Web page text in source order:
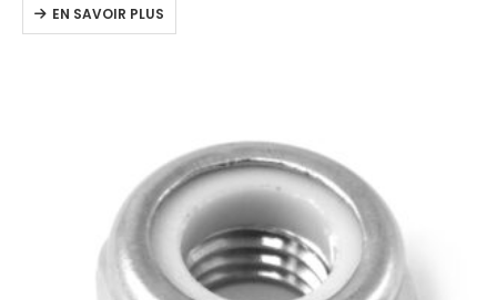
EN SAVOIR PLUS